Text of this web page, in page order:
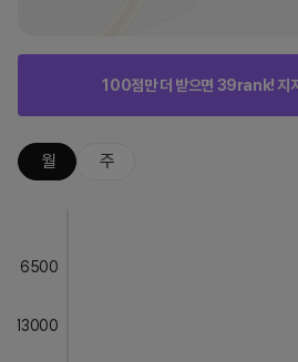
100점만 더 받으면 39rank! 지
월 주
6500
13000